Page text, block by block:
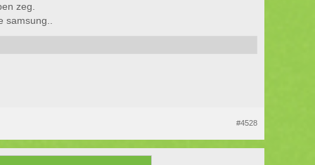
zeg.
#4528